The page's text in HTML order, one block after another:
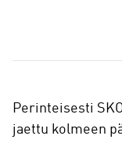
a
Perinteisesti
jaettu kolmeen